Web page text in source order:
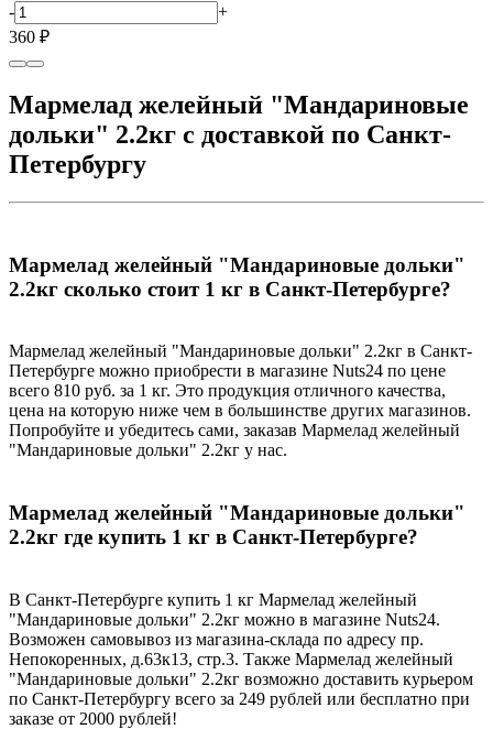
-
+
360 ₽
Мармелад желейный "Мандариновые
дольки" 2.2кг с доставкой по Санкт-
Петербургу
Мармелад желейный "Мандариновые дольки"
2.2кг сколько стоит 1 кг в Санкт-Петербурге?
Мармелад желейный "Мандариновые дольки" 2.2кг в Санкт-
Петербурге можно приобрести в магазине Nuts24 по цене
всего 810 руб. за 1 кг. Это продукция отличного качества,
цена на которую ниже чем в большинстве других магазинов.
Попробуйте и убедитесь сами, заказав Мармелад желейный
"Мандариновые дольки" 2.2кг у нас.
Мармелад желейный "Мандариновые дольки"
2.2кг где купить 1 кг в Санкт-Петербурге?
В Санкт-Петербурге купить 1 кг Мармелад желейный
"Мандариновые дольки" 2.2кг можно в магазине Nuts24.
Возможен самовывоз из магазина-склада по адресу пр.
Непокоренных, д.63к13, стр.3. Также Мармелад желейный
"Мандариновые дольки" 2.2кг возможно доставить курьером
по Санкт-Петербургу всего за 249 рублей или бесплатно при
заказе от 2000 рублей!